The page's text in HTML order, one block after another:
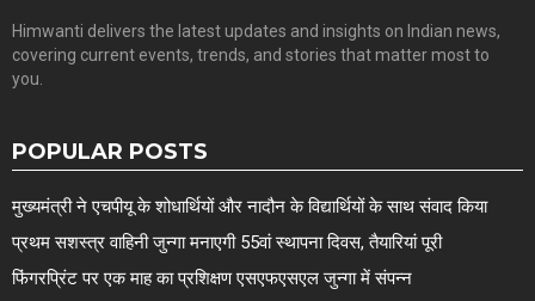
Himwanti delivers the latest updates and insights on Indian news,
covering current events, trends, and stories that matter most to
you.
POPULAR POSTS
मुख्यमंत्री ने एचपीयू के शोधार्थियों और नादौन के विद्यार्थियों के साथ संवाद किया
प्रथम सशस्त्र वाहिनी जुन्गा मनाएगी 55वां स्थापना दिवस, तैयारियां पूरी
फिंगरप्रिंट पर एक माह का प्रशिक्षण एसएफएसएल जुन्गा में संपन्न